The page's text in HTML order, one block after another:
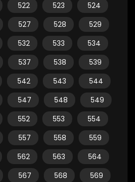
522 523
524
527 528
529
532 533
534
537 538
539
542 543
544
547 548
549
552 553
554
557 558
559
562 563
564
567 568
569